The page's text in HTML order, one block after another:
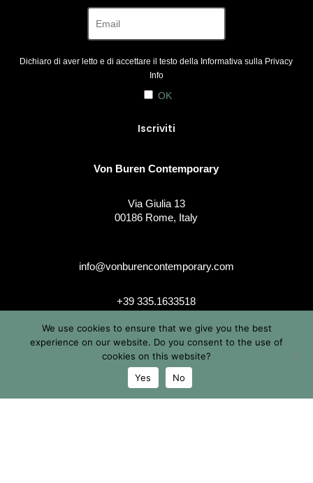
Dichiaro di aver letto e di accettare il testo della Informativa sulla Privacy
Info
OK
Von Buren Contemporary
Via Giulia 13
00186 Rome, Italy
info@vonburencontemporary.com
+39 335.1633518
instagram
We use cookies to ensure that we give you the best
experience on our website. Do you consent to the use of
cookies on this website?
Yes
No